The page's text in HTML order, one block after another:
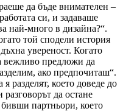
да бъде внимателен –
си, и задаваше
най-много в дизайна?“.
той сподели история
увереност. Когато
вежливо предложи да
ако предпочиташ“.
разделят, което доведе до
да остане
партньори, което